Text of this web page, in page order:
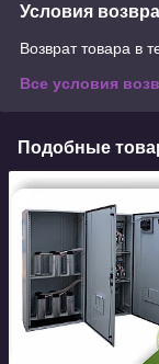
Условия
Возврат товара в
Все условия
Подобные